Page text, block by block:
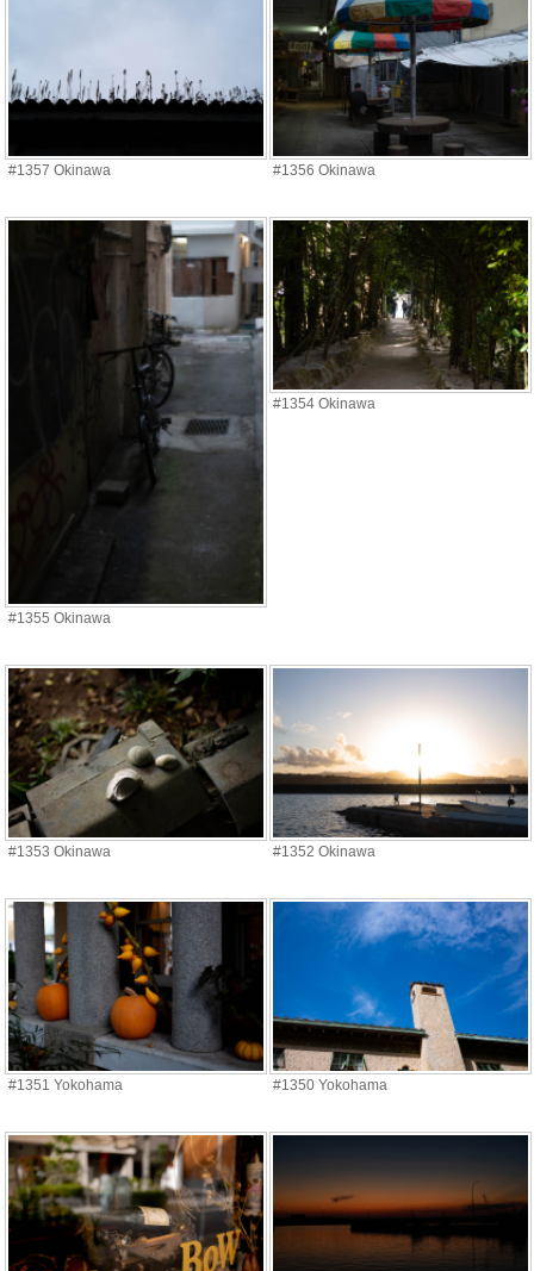
#1357 Okinawa #1356 Okinawa
#1355 Okinawa
#1354 Okinawa
#1353 Okinawa #1352 Okinawa
#1351 Yokohama #1350 Yokohama